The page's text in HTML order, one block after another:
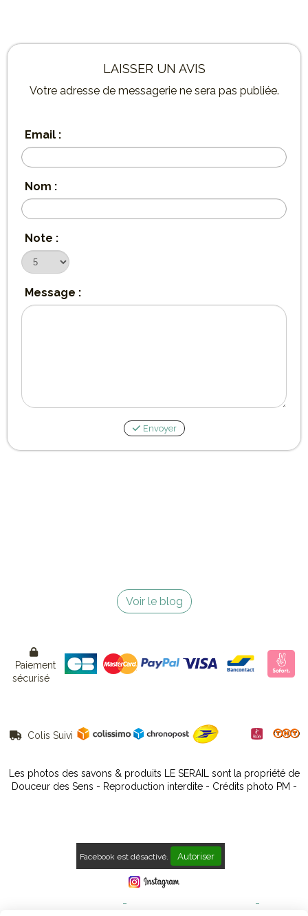
LAISSER UN AVIS
Votre adresse de messagerie ne sera pas publiée.
Email :
Nom :
Note :
Message :
Envoyer
Voir le blog

Paiement
sécurisé
 Colis Suivi
Les photos des savons & produits LE SERAIL sont la propriété de
Douceur des Sens - Reproduction interdite - Crédits photo PM -
Facebook est désactivé. Autoriser